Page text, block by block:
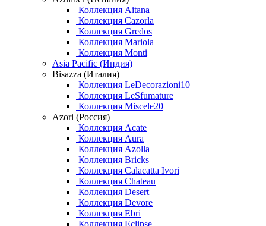
Коллекция Aitana
Коллекция Cazorla
Коллекция Gredos
Коллекция Mariola
Коллекция Monti
Asia Pacific (Индия)
Bisazza (Италия)
Коллекция LeDecorazioni10
Коллекция LeSfumature
Коллекция Miscele20
Azori (Россия)
Коллекция Acate
Коллекция Aura
Коллекция Azolla
Коллекция Bricks
Коллекция Calacatta Ivori
Коллекция Chateau
Коллекция Desert
Коллекция Devore
Коллекция Ebri
Коллекция Eclipse